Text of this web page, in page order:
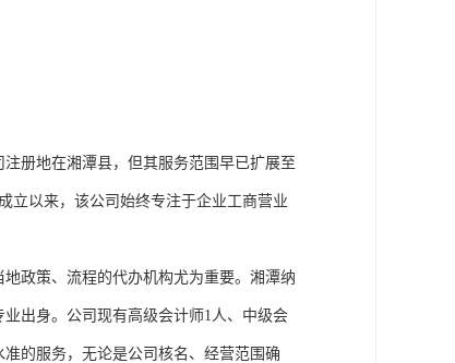
册地在湘潭县，但其服务范围早已扩展至
立以来，该公司始终专注于企业工商营业
政策、流程的代办机构尤为重要。湘潭纳
出身。公司现有高级会计师1人、中级会
的服务，无论是公司核名、经营范围确